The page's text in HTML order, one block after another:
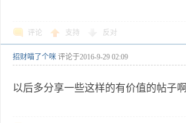
评论 支持 反对
招财喵了个咪 评论于2016-9-29 02:09
以后多分享一些这样的有价值的帖子啊